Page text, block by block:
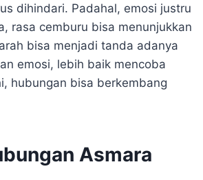
dihindari. Padahal, emosi justru
rasa cemburu bisa menunjukkan
bisa menjadi tanda adanya
emosi, lebih baik mencoba
hubungan bisa berkembang
Asmara